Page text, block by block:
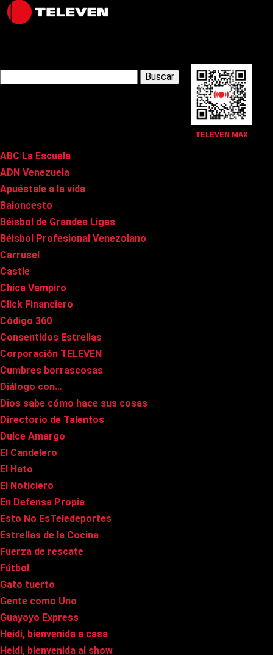
TELEVEN MAX
Latest Posts
ABC La Escuela
ADN Venezuela
Apuéstale a la vida
Baloncesto
Béisbol de Grandes Ligas
Béisbol Profesional Venezolano
Carrusel
Castle
Chica Vampiro
Click Financiero
Código 360
Consentidos Estrellas
Corporación TELEVEN
Cumbres borrascosas
Diálogo con…
Dios sabe cómo hace sus cosas
Directorio de Talentos
Dulce Amargo
El Candelero
El Hato
El Noticiero
En Defensa Propia
Esto No EsTeledeportes
Estrellas de la Cocina
Fuerza de rescate
Fútbol
Gato tuerto
Gente como Uno
Guayoyo Express
Heidi, bienvenida a casa
Heidi, bienvenida al show